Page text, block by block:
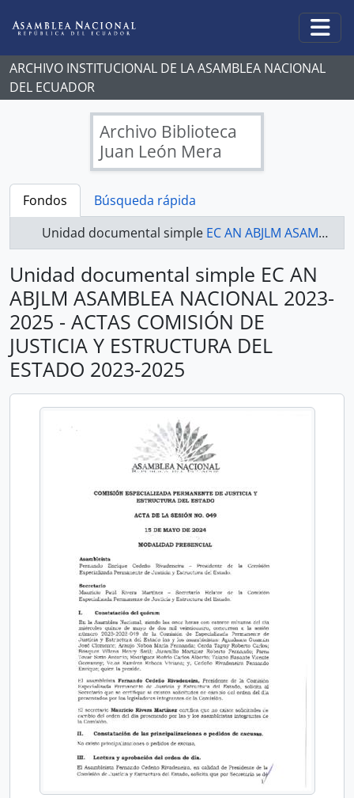
ARCHIVO INSTITUCIONAL DE LA ASAMBLEA NACIONAL
DEL ECUADOR
Archivo Biblioteca
Juan León Mera
Fondos
Búsqueda rápida
Unidad documental simple EC AN ABJLM ASAMBLEA NACIONAL 2023-2025 - ACTAS COMISIÓN DE JUSTICIA Y ESTRUCTURA DEL ESTADO 2023-2025
Unidad documental simple EC AN
ABJLM ASAMBLEA NACIONAL 2023-
2025 - ACTAS COMISIÓN DE
JUSTICIA Y ESTRUCTURA DEL
ESTADO 2023-2025